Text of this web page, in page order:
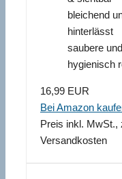
bleichend
hinterlässt
saubere und
hygienisch
16,99 EUR
Bei Amazon
Preis inkl. MwSt.,
Versandkosten